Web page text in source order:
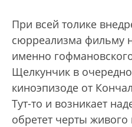
При всей толике
сюрреализма фильму
именно
Щелкунчик в
киноэпизоде от
Тут-то и возникает
обретет черты